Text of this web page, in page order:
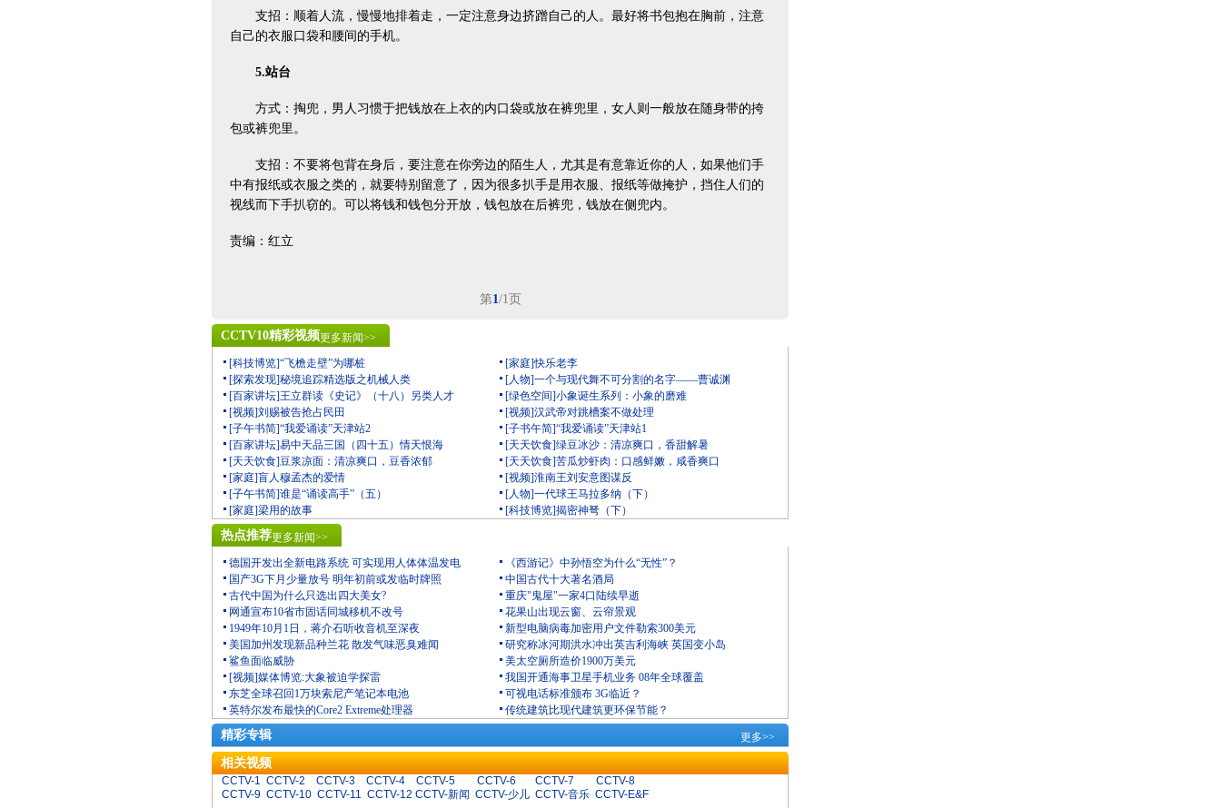
支招：顺着人流，慢慢地排着走，一定注意身边挤蹭自己的人。最好将书包抱在胸前，注意
自己的衣服口袋和腰间的手机。
5.站台
方式：掏兜，男人习惯于把钱放在上衣的内口袋或放在裤兜里，女人则一般放在随身带的挎
包或裤兜里。
支招：不要将包背在身后，要注意在你旁边的陌生人，尤其是有意靠近你的人，如果他们手
中有报纸或衣服之类的，就要特别留意了，因为很多扒手是用衣服、报纸等做掩护，挡住人们的
视线而下手扒窃的。可以将钱和钱包分开放，钱包放在后裤兜，钱放在侧兜内。
责编：红立
第1/1页
CCTV10精彩视频更多新闻>>
[科技博览]“飞檐走壁”为哪桩
[家庭]快乐老李
[探索发现]秘境追踪精选版之机械人类
[人物]一个与现代舞不可分割的名字——曹诚渊
[百家讲坛]王立群读《史记》（十八）另类人才
[绿色空间]小象诞生系列：小象的磨难
[视频]刘赐被告抢占民田
[视频]汉武帝对跳槽案不做处理
[子午书简]“我爱诵读”天津站2
[子书午简]“我爱诵读”天津站1
[百家讲坛]易中天品三国（四十五）情天恨海
[天天饮食]绿豆冰沙：清凉爽口，香甜解暑
[天天饮食]豆浆凉面：清凉爽口，豆香浓郁
[天天饮食]苦瓜炒虾肉：口感鲜嫩，咸香爽口
[家庭]盲人穆孟杰的爱情
[视频]淮南王刘安意图谋反
[子午书简]谁是“诵读高手”（五）
[人物]一代球王马拉多纳（下）
[家庭]梁用的故事
[科技博览]揭密神弩（下）
热点推荐更多新闻>>
德国开发出全新电路系统 可实现用人体体温发电
《西游记》中孙悟空为什么“无性”？
国产3G下月少量放号 明年初前或发临时牌照
中国古代十大著名酒局
古代中国为什么只选出四大美女?
重庆"鬼屋"一家4口陆续早逝
网通宣布10省市固话同城移机不改号
花果山出现云窗、云帘景观
1949年10月1日，蒋介石听收音机至深夜
新型电脑病毒加密用户文件勒索300美元
美国加州发现新品种兰花 散发气味恶臭难闻
研究称冰河期洪水冲出英吉利海峡 英国变小岛
鲨鱼面临威胁
美太空厕所造价1900万美元
[视频]媒体博览:大象被迫学探雷
我国开通海事卫星手机业务 08年全球覆盖
东芝全球召回1万块索尼产笔记本电池
可视电话标准颁布 3G临近？
英特尔发布最快的Core2 Extreme处理器
传统建筑比现代建筑更环保节能？
精彩专辑 更多>>
相关视频
CCTV-1 CCTV-2 CCTV-3 CCTV-4 CCTV-5 CCTV-6 CCTV-7
CCTV-8
CCTV-9 CCTV-10 CCTV-11 CCTV-12 CCTV-新闻 CCTV-少儿 CCTV-音乐 CCTV-E&F